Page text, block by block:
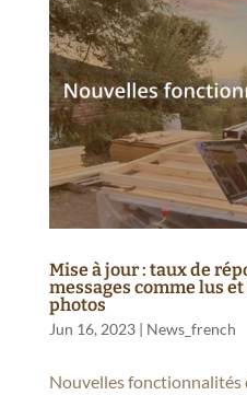
Mise à jour : taux de
messages comme lus
photos
Jun 16, 2023| News_french
Nouvelles fonctionnalités